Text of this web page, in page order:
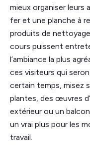
mieux organiser leurs
fer et une planche à
produits de
cours puissent
l’ambiance la plus
ces visiteurs qui
certain temps, misez
plantes, des œuvres
extérieur ou un
un vrai plus pour les
travail.